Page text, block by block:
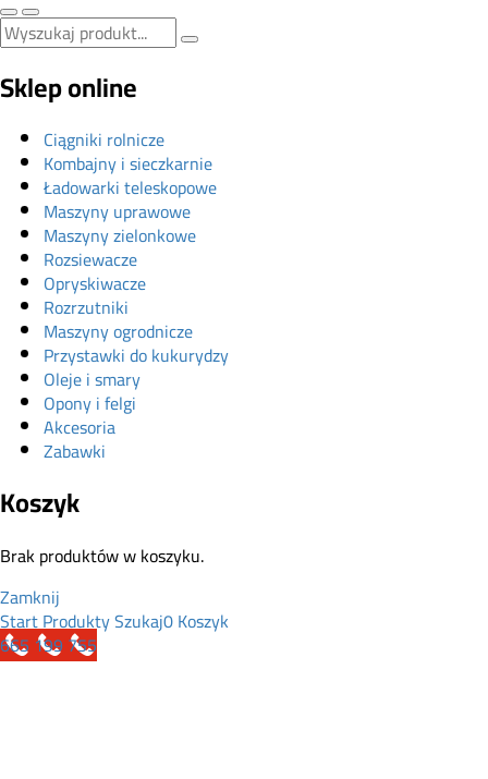
Sklep online
Ciągniki rolnicze
Kombajny i sieczkarnie
Ładowarki teleskopowe
Maszyny uprawowe
Maszyny zielonkowe
Rozsiewacze
Opryskiwacze
Rozrzutniki
Maszyny ogrodnicze
Przystawki do kukurydzy
Oleje i smary
Opony i felgi
Akcesoria
Zabawki
Koszyk
Brak produktów w koszyku.
Zamknij
StartProduktySzukaj0Koszyk
665 199 755